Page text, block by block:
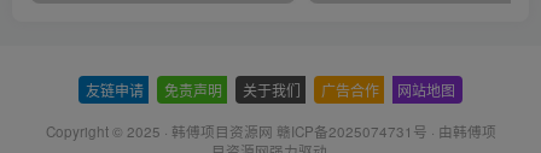
友链申请 免责声明 关于我们 广告合作 网站地图
Copyright © 2025 · 韩傅项目资源网 赣ICP备2025074731号 · 由韩傅项